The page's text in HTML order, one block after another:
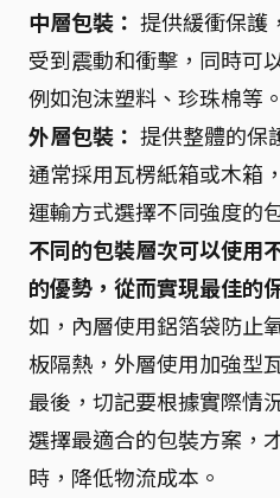
中層包裝： 提供緩衝保護
受到震動和衝擊，同時可
例如泡沫塑料、珍珠棉等。
外層包裝： 提供整體的保
通常採用瓦楞紙箱或木箱
運輸方式選擇不同強度的
不同的包裝層次可以使用
的優勢，從而實現最佳的
如，內層使用鋁箔袋防止
板隔熱，外層使用加強型
最後，切記要根據實際情
選擇最適合的包裝方案，
時，降低物流成本。